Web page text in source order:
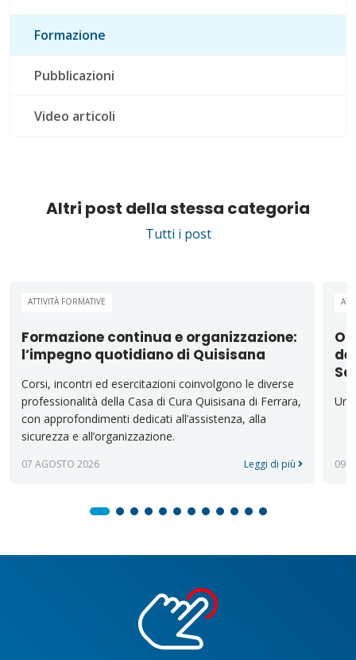
Formazione
Pubblicazioni
Video articoli
Altri post della stessa categoria
Tutti i post
ATTIVITÀ FORMATIVE
Formazione continua e organizzazione:
l’impegno quotidiano di Quisisana
Corsi, incontri ed esercitazioni coinvolgono le diverse
professionalità della Casa di Cura Quisisana di Ferrara,
con approfondimenti dedicati all’assistenza, alla
sicurezza e all’organizzazione.
07 AGOSTO 2026 Leggi di più 09